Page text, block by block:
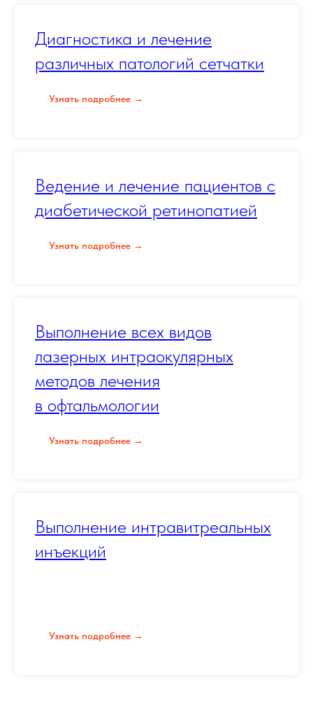
Диагностика и лечение
различных патологий сетчатки
Узнать подробнее →
Ведение и лечение пациентов с
диабетической ретинопатией
Узнать подробнее →
Выполнение всех видов
лазерных интраокулярных
методов лечения
в офтальмологии
Узнать подробнее →
Выполнение интравитреальных
инъекций
Узнать подробнее →